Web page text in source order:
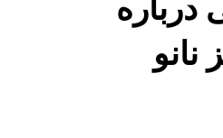
درباره
نانو